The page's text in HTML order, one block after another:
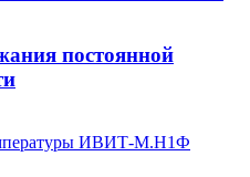
постоянной